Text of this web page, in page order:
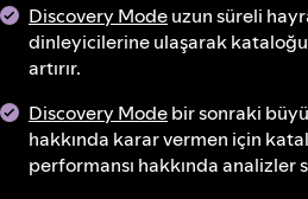
Discovery Modeuzun süreli
dinleyicilerine ulaşarak
artırır.
Discovery Modebir sonraki
hakkında karar vermen için
performansı hakkında analizler